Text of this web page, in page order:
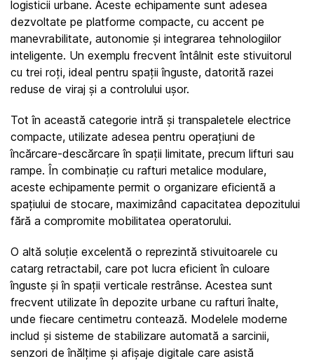
logisticii urbane. Aceste echipamente sunt adesea
dezvoltate pe platforme compacte, cu accent pe
manevrabilitate, autonomie și integrarea tehnologiilor
inteligente. Un exemplu frecvent întâlnit este stivuitorul
cu trei roți, ideal pentru spații înguste, datorită razei
reduse de viraj și a controlului ușor.
Tot în această categorie intră și transpaletele electrice
compacte, utilizate adesea pentru operațiuni de
încărcare-descărcare în spații limitate, precum lifturi sau
rampe. În combinație cu rafturi metalice modulare,
aceste echipamente permit o organizare eficientă a
spațiului de stocare, maximizând capacitatea depozitului
fără a compromite mobilitatea operatorului.
O altă soluție excelentă o reprezintă stivuitoarele cu
catarg retractabil, care pot lucra eficient în culoare
înguste și în spații verticale restrânse. Acestea sunt
frecvent utilizate în depozite urbane cu rafturi înalte,
unde fiecare centimetru contează. Modelele moderne
includ și sisteme de stabilizare automată a sarcinii,
senzori de înălțime și afișaje digitale care asistă